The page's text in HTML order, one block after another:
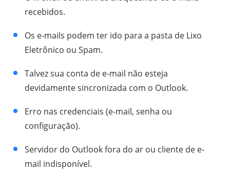
recebidos.
Os e-mails podem ter ido para a pasta de Lixo
Eletrônico ou Spam.
Talvez sua conta de e-mail não esteja
devidamente sincronizada com o Outlook.
Erro nas credenciais (e-mail, senha ou
configuração).
Servidor do Outlook fora do ar ou cliente de e-
mail indisponível.